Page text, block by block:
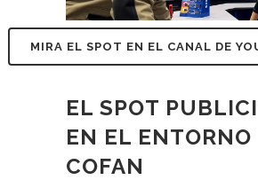
MIRA EL SPOT EN EL CANAL DE
EL SPOT
EN EL ENTORNO
COFAN